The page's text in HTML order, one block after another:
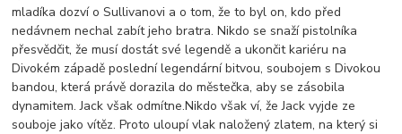
mladíka dozví o Sullivanovi a o tom, že to byl on, kdo před
nedávnem nechal zabít jeho bratra. Nikdo se snaží pistolníka
přesvědčit, že musí dostát své legendě a ukončit kariéru na
Divokém západě poslední legendární bitvou, soubojem s Divokou
bandou, která právě dorazila do městečka, aby se zásobila
dynamitem. Jack však odmítne.Nikdo však ví, že Jack vyjde ze
souboje jako vítěz. Proto uloupí vlak naložený zlatem, na který si